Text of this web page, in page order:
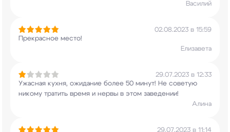
Василий
02.08.2023 в 15:59
Прекрасное место!
Елизавета
29.07.2023 в 12:33
Ужасная кухня, ожидание более 50 минут! Не советую
никому тратить время и нервы в этом заведении!
Алина
29.07.2023 в 11:14